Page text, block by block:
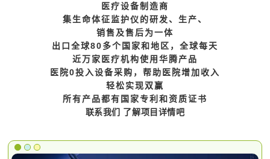
医疗设备制造商
集生命体征监护仪的研发、生产、
销售及售后为一体
出口全球80多个国家和地区，全球每天
近万家医疗机构使用华腾产品
医院0投入设备采购，帮助医院增加收入
轻松实现双赢
所有产品都有国家专利和资质证书
联系我们 了解项目详情吧